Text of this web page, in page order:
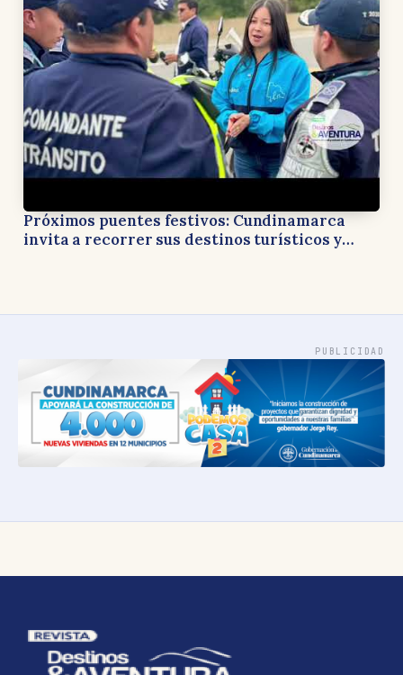
Próximos puentes festivos: Cundinamarca
invita a recorrer sus destinos turísticos y
PUBLICIDAD